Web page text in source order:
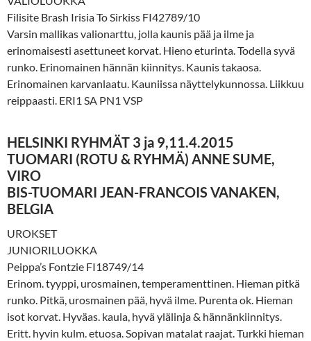
Filisite Brash Irisia To Sirkiss FI42789/10
Varsin mallikas valionarttu, jolla kaunis pää ja ilme ja
erinomaisesti asettuneet korvat. Hieno eturinta. Todella syvä
runko. Erinomainen hännän kiinnitys. Kaunis takaosa.
Erinomainen karvanlaatu. Kauniissa näyttelykunnossa. Liikkuu
reippaasti. ERI1 SA PN1 VSP
HELSINKI RYHMÄT 3 ja 9,11.4.2015
TUOMARI (ROTU & RYHMÄ) ANNE SUME,
VIRO
BIS-TUOMARI JEAN-FRANCOIS VANAKEN,
BELGIA
UROKSET
JUNIORILUOKKA
Peippa’s Fontzie FI18749/14
Erinom. tyyppi, urosmainen, temperamenttinen. Hieman pitkä
runko. Pitkä, urosmainen pää, hyvä ilme. Purenta ok. Hieman
isot korvat. Hyväas. kaula, hyvä ylälinja & hännänkiinnitys.
Eritt. hyvin kulm. etuosa. Sopivan matalat raajat. Turkki hieman